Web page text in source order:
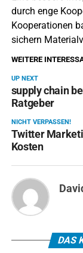
durch enge
Kooperationen
sichern
WEITERE
UP NEXT
supply chain
Ratgeber
NICHT VERPASSEN!
Twitter
Kosten
DAS